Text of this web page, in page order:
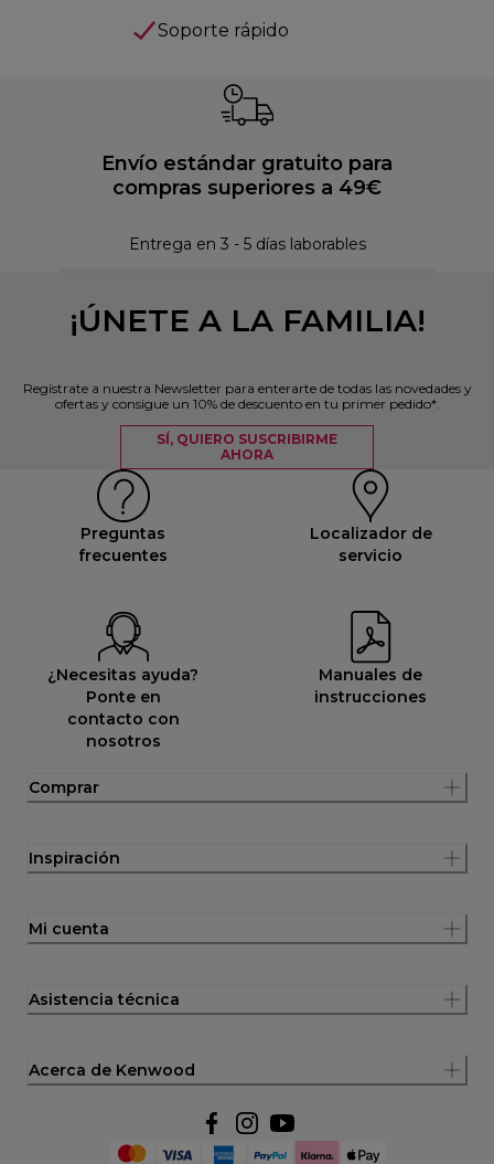
Soporte rápido
Envío estándar gratuito para
compras superiores a 49€
Entrega en 3 - 5 días laborables
¡ÚNETE A LA FAMILIA!
Regístrate a nuestra Newsletter para enterarte de todas las novedades y
ofertas y consigue un 10% de descuento en tu primer pedido*.
SÍ, QUIERO SUSCRIBIRME
AHORA
Preguntas
frecuentes
Localizador de
servicio
¿Necesitas ayuda?
Ponte en
contacto con
nosotros
Manuales de
instrucciones
Comprar
Inspiración
Mi cuenta
Asistencia técnica
Acerca de Kenwood